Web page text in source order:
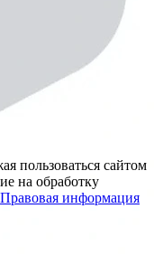
пользоваться сайтом
на обработку
Правовая информация